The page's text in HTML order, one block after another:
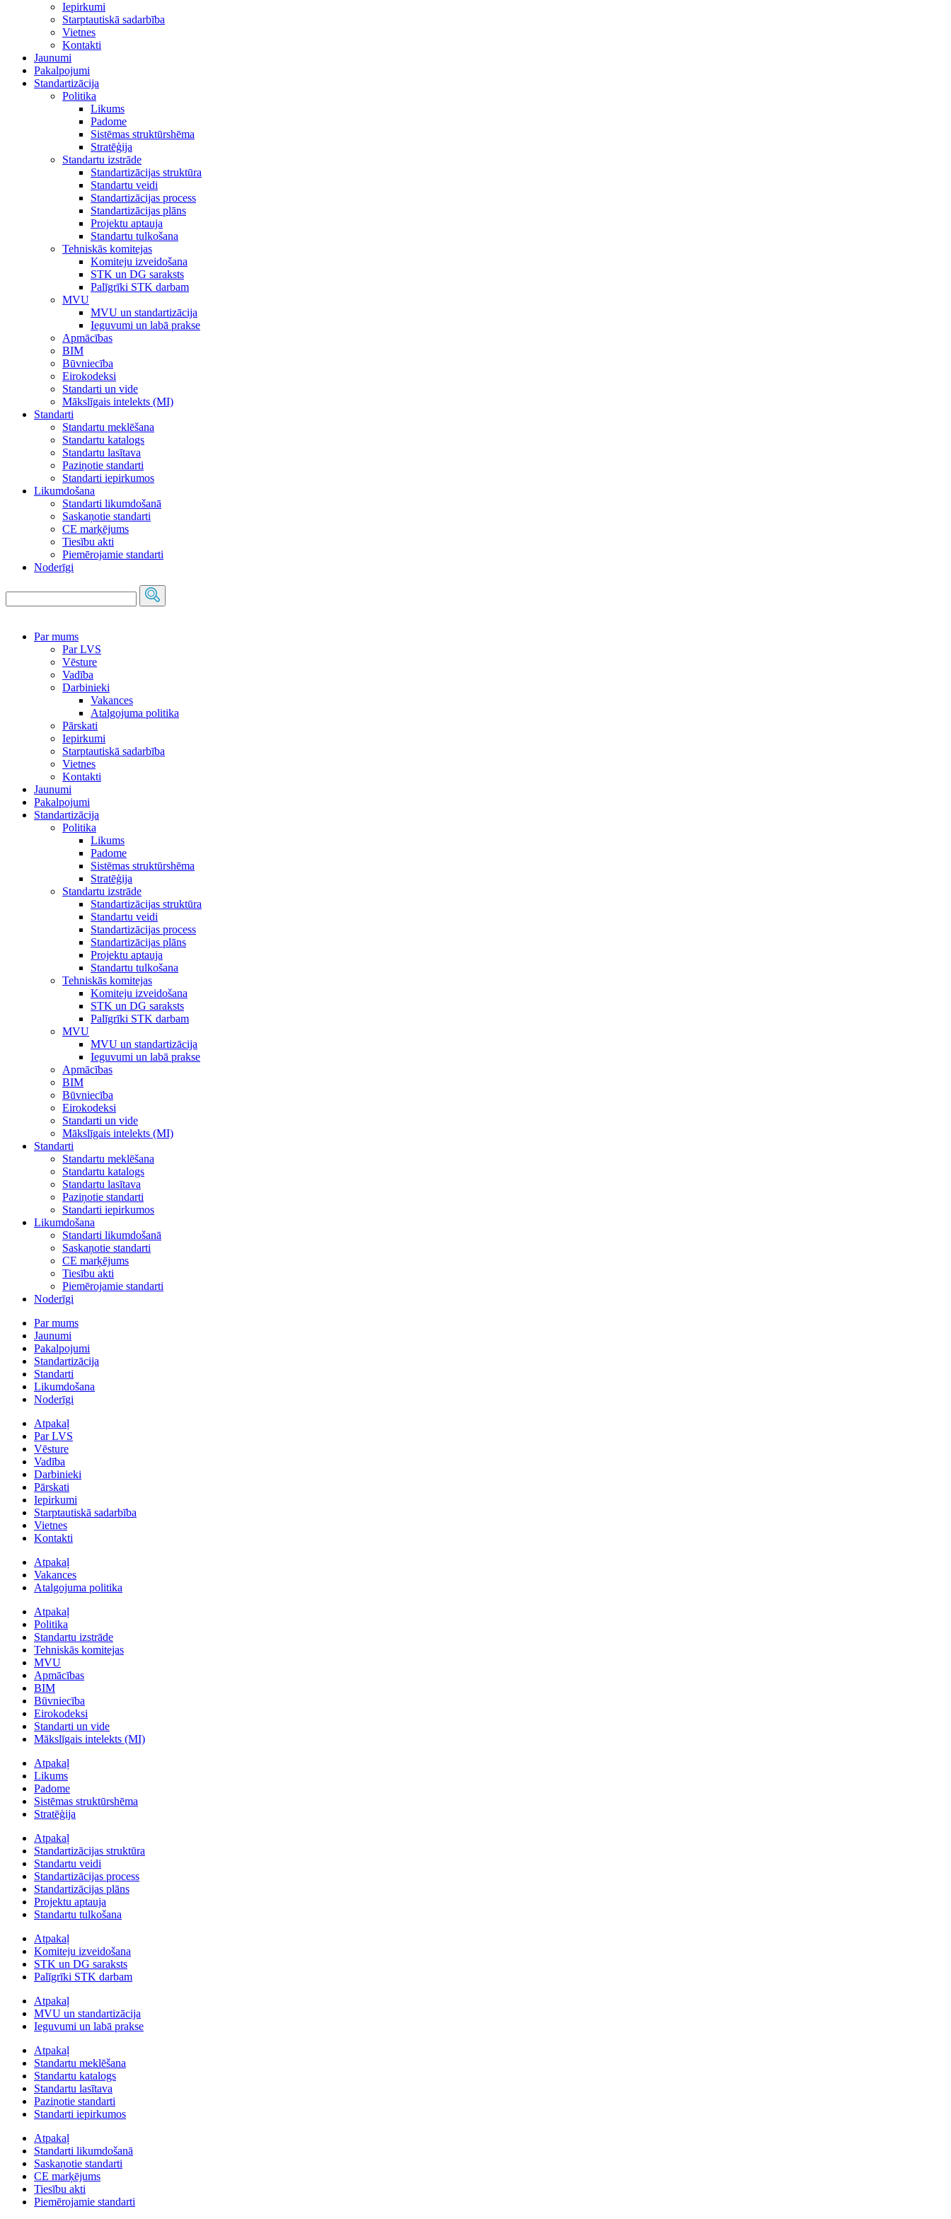
Iepirkumi
Starptautiskā sadarbība
Vietnes
Kontakti
Jaunumi
Pakalpojumi
Standartizācija
Politika
Likums
Padome
Sistēmas struktūrshēma
Stratēģija
Standartu izstrāde
Standartizācijas struktūra
Standartu veidi
Standartizācijas process
Standartizācijas plāns
Projektu aptauja
Standartu tulkošana
Tehniskās komitejas
Komiteju izveidošana
STK un DG saraksts
Palīgrīki STK darbam
MVU
MVU un standartizācija
Ieguvumi un labā prakse
Apmācības
BIM
Būvniecība
Eirokodeksi
Standarti un vide
Mākslīgais intelekts (MI)
Standarti
Standartu meklēšana
Standartu katalogs
Standartu lasītava
Paziņotie standarti
Standarti iepirkumos
Likumdošana
Standarti likumdošanā
Saskaņotie standarti
CE marķējums
Tiesību akti
Piemērojamie standarti
Noderīgi
Par mums
Par LVS
Vēsture
Vadība
Darbinieki
Vakances
Atalgojuma politika
Pārskati
Iepirkumi
Starptautiskā sadarbība
Vietnes
Kontakti
Jaunumi
Pakalpojumi
Standartizācija
Politika
Likums
Padome
Sistēmas struktūrshēma
Stratēģija
Standartu izstrāde
Standartizācijas struktūra
Standartu veidi
Standartizācijas process
Standartizācijas plāns
Projektu aptauja
Standartu tulkošana
Tehniskās komitejas
Komiteju izveidošana
STK un DG saraksts
Palīgrīki STK darbam
MVU
MVU un standartizācija
Ieguvumi un labā prakse
Apmācības
BIM
Būvniecība
Eirokodeksi
Standarti un vide
Mākslīgais intelekts (MI)
Standarti
Standartu meklēšana
Standartu katalogs
Standartu lasītava
Paziņotie standarti
Standarti iepirkumos
Likumdošana
Standarti likumdošanā
Saskaņotie standarti
CE marķējums
Tiesību akti
Piemērojamie standarti
Noderīgi
Par mums
Jaunumi
Pakalpojumi
Standartizācija
Standarti
Likumdošana
Noderīgi
Atpakaļ
Par LVS
Vēsture
Vadība
Darbinieki
Pārskati
Iepirkumi
Starptautiskā sadarbība
Vietnes
Kontakti
Atpakaļ
Vakances
Atalgojuma politika
Atpakaļ
Politika
Standartu izstrāde
Tehniskās komitejas
MVU
Apmācības
BIM
Būvniecība
Eirokodeksi
Standarti un vide
Mākslīgais intelekts (MI)
Atpakaļ
Likums
Padome
Sistēmas struktūrshēma
Stratēģija
Atpakaļ
Standartizācijas struktūra
Standartu veidi
Standartizācijas process
Standartizācijas plāns
Projektu aptauja
Standartu tulkošana
Atpakaļ
Komiteju izveidošana
STK un DG saraksts
Palīgrīki STK darbam
Atpakaļ
MVU un standartizācija
Ieguvumi un labā prakse
Atpakaļ
Standartu meklēšana
Standartu katalogs
Standartu lasītava
Paziņotie standarti
Standarti iepirkumos
Atpakaļ
Standarti likumdošanā
Saskaņotie standarti
CE marķējums
Tiesību akti
Piemērojamie standarti